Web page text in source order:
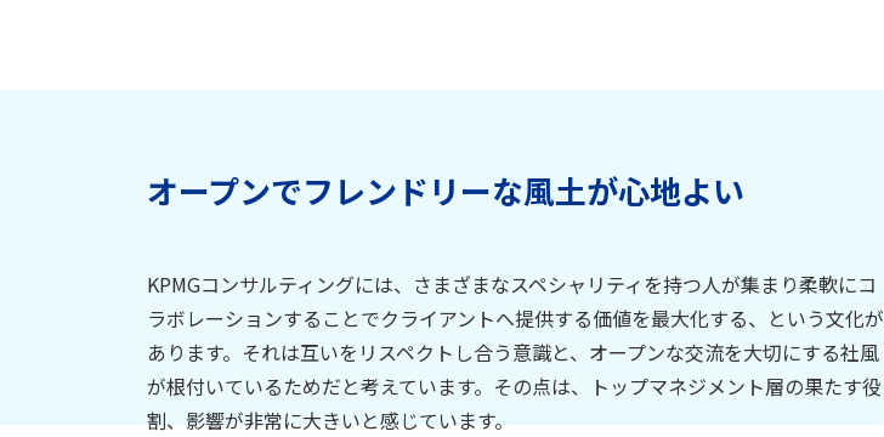
オープンでフレンドリーな風土が心地よい
KPMGコンサルティングには、さまざまなスペシャリティを持つ人が集まり柔軟にコ
ラボレーションすることでクライアントへ提供する価値を最大化する、という文化が
あります。それは互いをリスペクトし合う意識と、オープンな交流を大切にする社風
が根付いているためだと考えています。その点は、トップマネジメント層の果たす役
割、影響が非常に大きいと感じています。